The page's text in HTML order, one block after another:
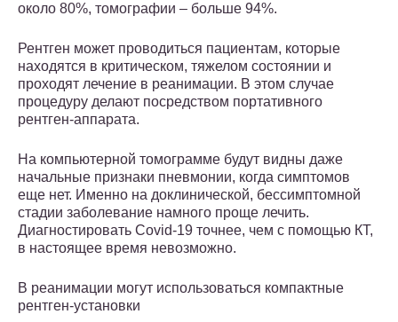
около 80%, томографии – больше 94%.
Рентген может проводиться пациентам, которые
находятся в критическом, тяжелом состоянии и
проходят лечение в реанимации. В этом случае
процедуру делают посредством портативного
рентген-аппарата.
На компьютерной томограмме будут видны даже
начальные признаки пневмонии, когда симптомов
еще нет. Именно на доклинической, бессимптомной
стадии заболевание намного проще лечить.
Диагностировать Covid-19 точнее, чем с помощью КТ,
в настоящее время невозможно.
В реанимации могут использоваться компактные
рентген-установки